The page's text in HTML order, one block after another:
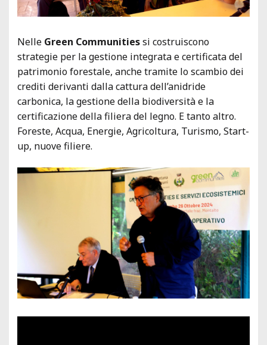
Nelle Green Communitiessi costruiscono
strategie per la gestione integrata e certificata del
patrimonio forestale, anche tramite lo scambio dei
crediti derivanti dalla cattura dell’anidride
carbonica, la gestione della biodiversità e la
certificazione della filiera del legno. E tanto altro.
Foreste, Acqua, Energie, Agricoltura, Turismo, Start-
up, nuove filiere.